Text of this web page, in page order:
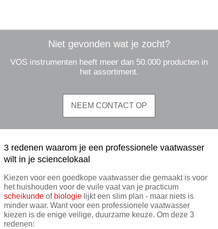
Niet gevonden wat je zocht?
VOS instrumenten heeft meer dan 50.000 producten in
het assortiment.
NEEM CONTACT OP
3 redenen waarom je een professionele vaatwasser
wilt in je sciencelokaal
Kiezen voor een goedkope vaatwasser die gemaakt is voor
het huishouden voor de vuile vaat van je practicum
scheikunde of biologie lijkt een slim plan - maar niets is
minder waar. Want voor een professionele vaatwasser
kiezen is de enige veilige, duurzame keuze. Om deze 3
redenen: